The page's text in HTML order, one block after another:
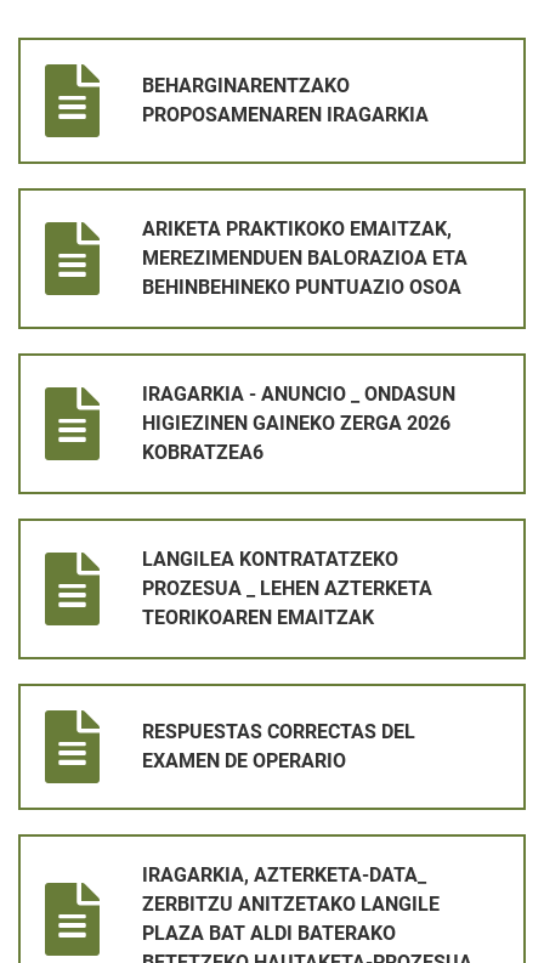
BEHARGINARENTZAKO
PROPOSAMENAREN IRAGARKIA
ARIKETA PRAKTIKOKO EMAITZAK,
MEREZIMENDUEN BALORAZIOA ETA
BEHINBEHINEKO PUNTUAZIO OSOA
IRAGARKIA - ANUNCIO _ ONDASUN
HIGIEZINEN GAINEKO ZERGA 2026
KOBRATZEA6
LANGILEA KONTRATATZEKO
PROZESUA _ LEHEN AZTERKETA
TEORIKOAREN EMAITZAK
RESPUESTAS CORRECTAS DEL
EXAMEN DE OPERARIO
IRAGARKIA, AZTERKETA-DATA_
ZERBITZU ANITZETAKO LANGILE
PLAZA BAT ALDI BATERAKO